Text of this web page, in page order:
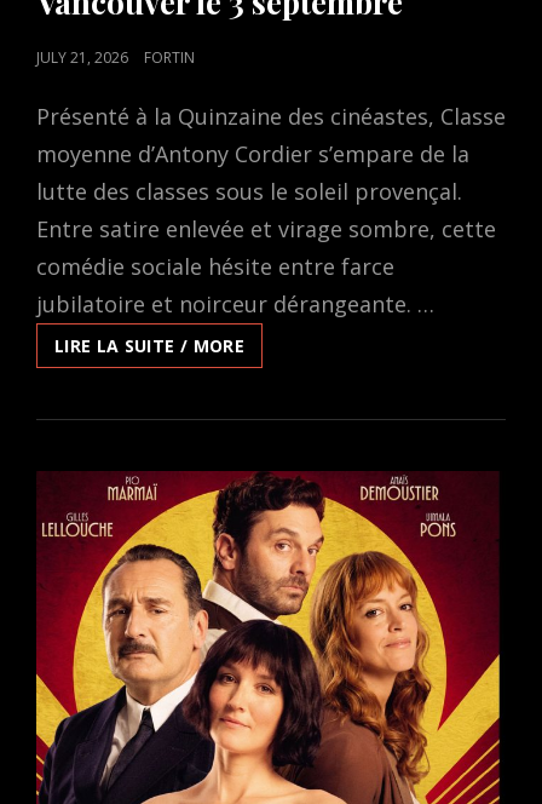
POSTED
JULY 21, 2026 FORTIN
Présenté à la Quinzaine des cinéastes, Classe
moyenne d’Antony Cordier s’empare de la
lutte des classes sous le soleil provençal.
Entre satire enlevée et virage sombre, cette
comédie sociale hésite entre farce
jubilatoire et noirceur dérangeante. …
LIRE LA SUITE / MORE
MOYENNE,
COMÉDIE
BELGE
DE
ANTONY
CORDIER
PRÉSENTÉE
À
VANCOUVER
LE
3
SEPTEMBRE